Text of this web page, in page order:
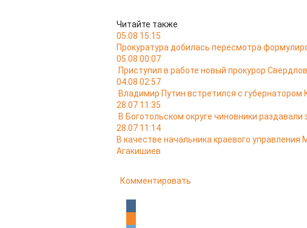
Читайте также
05.08 15:15
Прокуратура добилась пересмотра
05.08 00:07
Приступил в работе новый прокурор
04.08 02:57
Владимир Путин встретился с
28.07 11:35
В Боготольском округе чиновники раздавали
28.07 11:14
В качестве начальника краевого
Агакишиев
Комментировать